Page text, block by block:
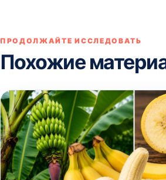
ПРОДОЛЖАЙТЕ ИССЛЕДОВАТЬ
Похожие